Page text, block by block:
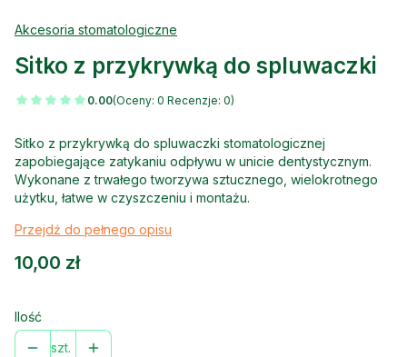
Akcesoria stomatologiczne
Sitko z przykrywką do spluwaczki
0.00(Oceny: 0 Recenzje: 0)
Sitko z przykrywką do spluwaczki stomatologicznej
zapobiegające zatykaniu odpływu w unicie dentystycznym.
Wykonane z trwałego tworzywa sztucznego, wielokrotnego
użytku, łatwe w czyszczeniu i montażu.
Przejdź do pełnego opisu
Cena
10,00 zł
Ilość
szt.